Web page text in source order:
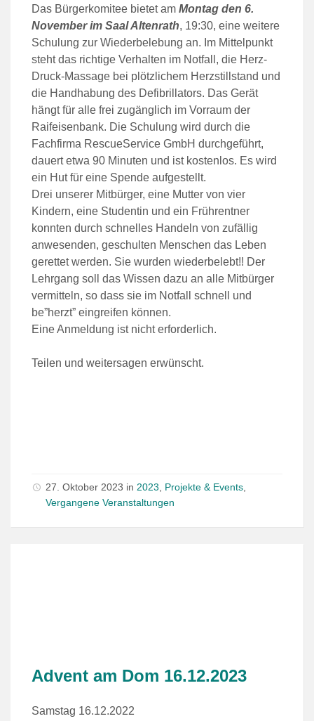
Das Bürgerkomitee bietet am Montag den 6.
November im Saal Altenrath, 19:30, eine weitere
Schulung zur Wiederbelebung an. Im Mittelpunkt
steht das richtige Verhalten im Notfall, die Herz-
Druck-Massage bei plötzlichem Herzstillstand und
die Handhabung des Defibrillators. Das Gerät
hängt für alle frei zugänglich im Vorraum der
Raifeisenbank. Die Schulung wird durch die
Fachfirma RescueService GmbH durchgeführt,
dauert etwa 90 Minuten und ist kostenlos. Es wird
ein Hut für eine Spende aufgestellt.
Drei unserer Mitbürger, eine Mutter von vier
Kindern, eine Studentin und ein Frührentner
konnten durch schnelles Handeln von zufällig
anwesenden, geschulten Menschen das Leben
gerettet werden. Sie wurden wiederbelebt!! Der
Lehrgang soll das Wissen dazu an alle Mitbürger
vermitteln, so dass sie im Notfall schnell und
be”herzt” eingreifen können.
Eine Anmeldung ist nicht erforderlich.
Teilen und weitersagen erwünscht.
27. Oktober 2023 in 2023 Projekte & Events
Vergangene Veranstaltungen
Advent am Dom 16.12.2023
Samstag 16.12.2022